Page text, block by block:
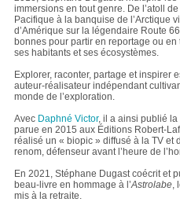
immersions en tout genre. De l’atoll
Pacifique à la banquise de l’Arctique
d’Amérique sur la légendaire Route
bonnes pour partir en reportage ou
ses habitants et ses écosystèmes.
Explorer, raconter, partage et inspirer
auteur-réalisateur indépendant
monde de l’exploration.
Avec Daphné Victor, il a ainsi publié
parue en 2015 aux Éditions Robert-
réalisé un « biopic » diffusé à la TV et
renom, défenseur avant l’heure de
En 2021, Stéphane Dugast coécrit et
beau-livre en hommage à l’Astrolabe,
mis à la retraite.